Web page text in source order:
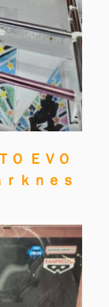
Ｏ ＥＶＯ
ｋｎｅｓ